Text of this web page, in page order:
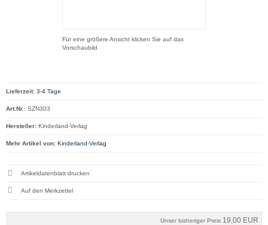
Für eine größere Ansicht klicken Sie auf das
Vorschaubild
Unser bisheriger Preis 19,00 EUR
Lieferzeit: 3-4 Tage
Art.Nr.: SZN303
Hersteller: Kinderland-Verlag
Mehr Artikel von: Kinderland-Verlag
Artikeldatenblatt drucken